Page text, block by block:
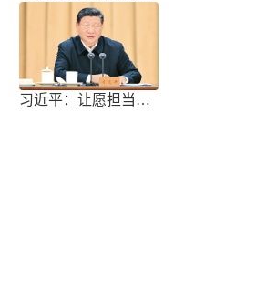
习近平：让愿担当、敢担当、善担当蔚